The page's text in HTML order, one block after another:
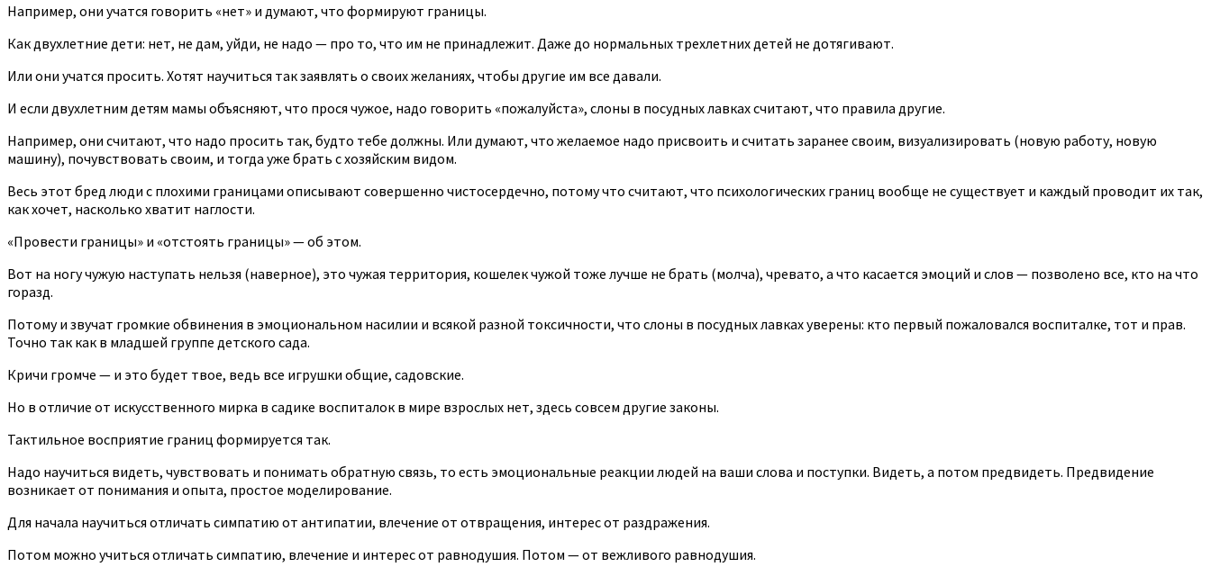
Например, они учатся говорить «нет» и думают, что формируют границы.
Как двухлетние дети: нет, не дам, уйди, не надо — про то, что им не принадлежит. Даже до нормальных трехлетних детей не дотягивают.
Или они учатся просить. Хотят научиться так заявлять о своих желаниях, чтобы другие им все давали.
И если двухлетним детям мамы объясняют, что прося чужое, надо говорить «пожалуйста», слоны в посудных лавках считают, что правила другие.
Например, они считают, что надо просить так, будто тебе должны. Или думают, что желаемое надо присвоить и считать заранее своим, визуализировать (новую работу, новую
машину), почувствовать своим, и тогда уже брать с хозяйским видом.
Весь этот бред люди с плохими границами описывают совершенно чистосердечно, потому что считают, что психологических границ вообще не существует и каждый проводит их так,
как хочет, насколько хватит наглости.
«Провести границы» и «отстоять границы» — об этом.
Вот на ногу чужую наступать нельзя (наверное), это чужая территория, кошелек чужой тоже лучше не брать (молча), чревато, а что касается эмоций и слов — позволено все, кто на что
горазд.
Потому и звучат громкие обвинения в эмоциональном насилии и всякой разной токсичности, что слоны в посудных лавках уверены: кто первый пожаловался воспиталке, тот и прав.
Точно так как в младшей группе детского сада.
Кричи громче — и это будет твое, ведь все игрушки общие, садовские.
Но в отличие от искусственного мирка в садике воспиталок в мире взрослых нет, здесь совсем другие законы.
Тактильное восприятие границ формируется так.
Надо научиться видеть, чувствовать и понимать обратную связь, то есть эмоциональные реакции людей на ваши слова и поступки. Видеть, а потом предвидеть. Предвидение
возникает от понимания и опыта, простое моделирование.
Для начала научиться отличать симпатию от антипатии, влечение от отвращения, интерес от раздражения.
Потом можно учиться отличать симпатию, влечение и интерес от равнодушия. Потом — от вежливого равнодушия.